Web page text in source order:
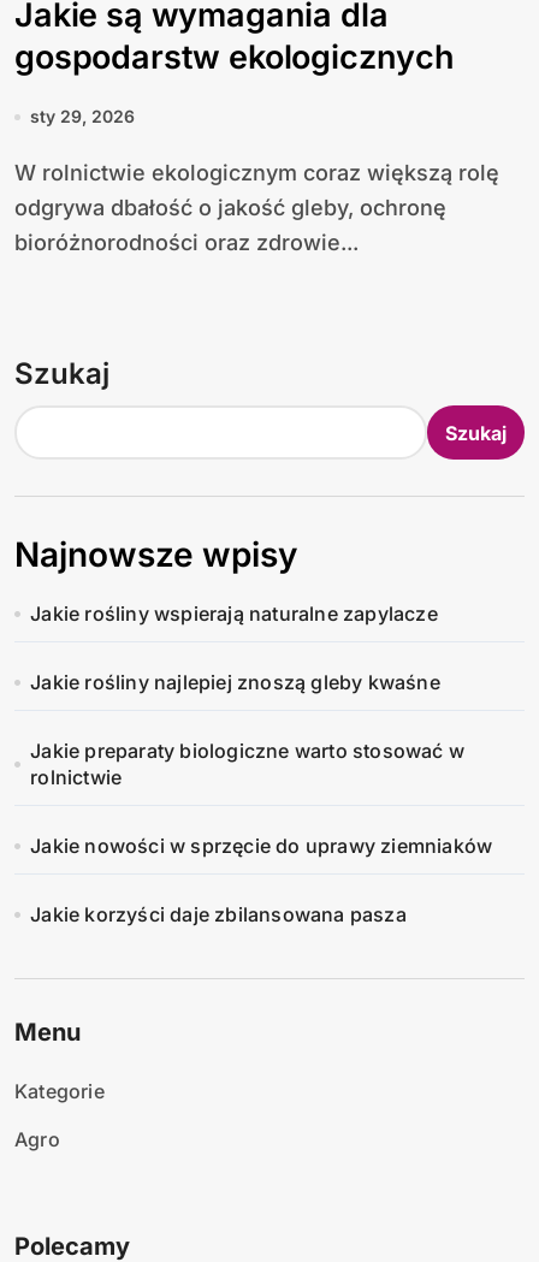
Jakie są wymagania dla
gospodarstw ekologicznych
sty 29, 2026
W rolnictwie ekologicznym coraz większą rolę
odgrywa dbałość o jakość gleby, ochronę
bioróżnorodności oraz zdrowie...
Szukaj
Szukaj
Najnowsze wpisy
Jakie rośliny wspierają naturalne zapylacze
Jakie rośliny najlepiej znoszą gleby kwaśne
Jakie preparaty biologiczne warto stosować w
rolnictwie
Jakie nowości w sprzęcie do uprawy ziemniaków
Jakie korzyści daje zbilansowana pasza
Menu
Kategorie
Agro
Polecamy